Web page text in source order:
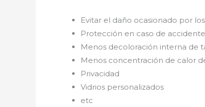
Evitar el daño ocasionado por
Protección en caso de
Menos decoloración interna de
Menos concentración de calor
Privacidad
Vidrios personalizados
etc